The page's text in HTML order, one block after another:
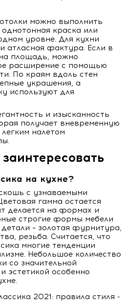
можно выполнить
краска или
уровне. Для кухни
атласная фактура. Если в
площадь, можно
расширение с помощью
По краям вдоль стен
украшения, а
используют для
и изысканность
получает вневременную
налетом
на кухне?
с узнаваемыми
гамма остается
делается на формах и
строгие формы мебели
– золотая фурнитура,
резьба. Считается, что
многие тенденции
Небольшое количество
со значительной
эстетикой особенно